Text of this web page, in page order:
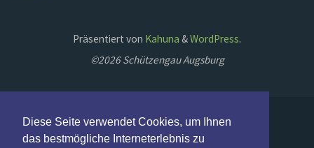
Diese Seite verwendet Cookies, um Ihnen
das bestmögliche Interneterlebnis zu
Präsentiert von Kahuna &WordPress.
©2026 Schützengau Augsburg
Schützenbezirk Schwaben